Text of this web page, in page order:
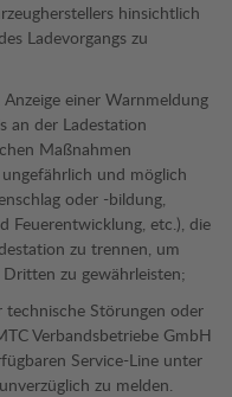
hinsichtlich
Ladevorgangs zu
einer Warnmeldung
an der Ladestation
Maßnahmen
und möglich
oder -bildung,
Feuerentwicklung, etc.), die
zu trennen, um
zu gewährleisten;
technische Störungen oder
Verbandsbetriebe GmbH
Service-Line unter
zu melden.